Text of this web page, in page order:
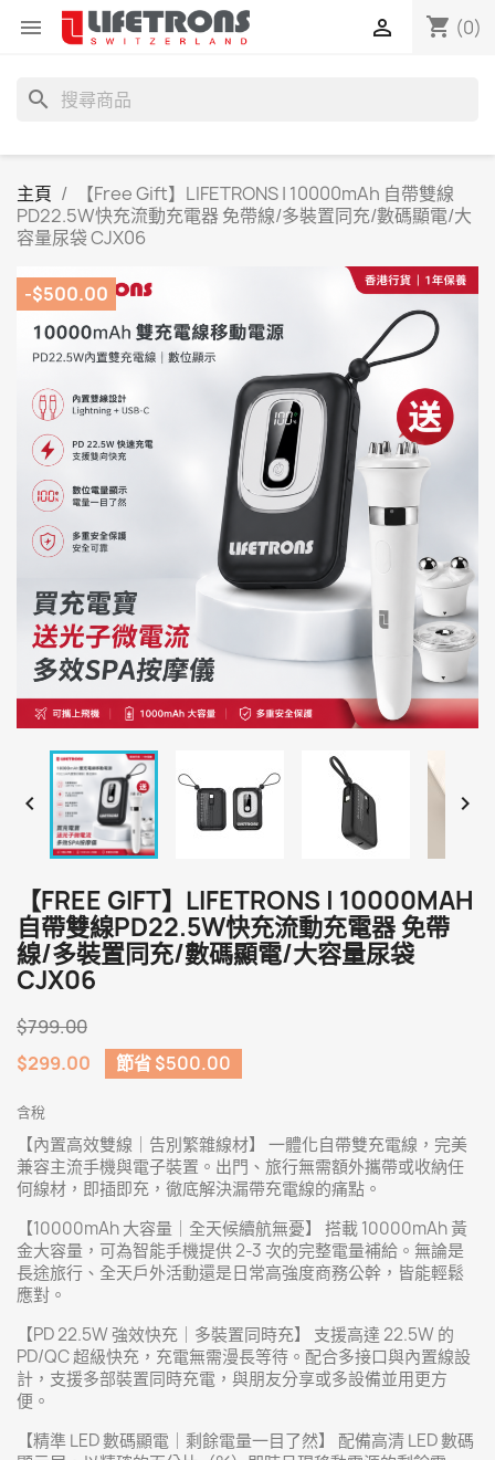
 shopping_cart (0)

search
主頁
【Free Gift】LIFETRONS | 10000mAh 自帶雙線
PD22.5W快充流動充電器 免帶線/多裝置同充/數碼顯電/大
容量尿袋 CJX06
-$500.00
 
【FREE GIFT】LIFETRONS | 10000MAH
自帶雙線PD22.5W快充流動充電器 免帶
線/多裝置同充/數碼顯電/大容量尿袋
CJX06
$799.00
$299.00
節省 $500.00
含稅
【內置高效雙線｜告別繁雜線材】 一體化自帶雙充電線，完美
兼容主流手機與電子裝置。出門、旅行無需額外攜帶或收納任
何線材，即插即充，徹底解決漏帶充電線的痛點。
【10000mAh 大容量｜全天候續航無憂】 搭載 10000mAh 黃
金大容量，可為智能手機提供 2-3 次的完整電量補給。無論是
長途旅行、全天戶外活動還是日常高強度商務公幹，皆能輕鬆
應對。
【PD 22.5W 強效快充｜多裝置同時充】 支援高達 22.5W 的
PD/QC 超級快充，充電無需漫長等待。配合多接口與內置線設
計，支援多部裝置同時充電，與朋友分享或多設備並用更方
便。
【精準 LED 數碼顯電｜剩餘電量一目了然】 配備高清 LED 數碼